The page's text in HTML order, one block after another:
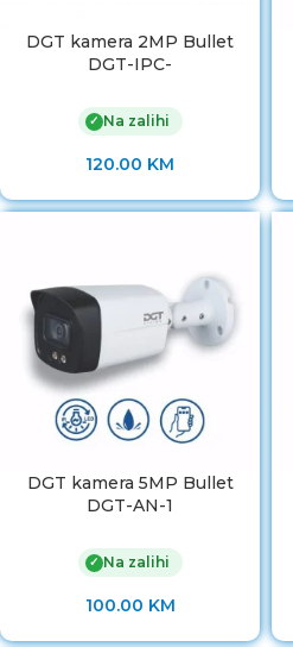
DGT kamera 2MP Bullet
DGT-IPC-
✓ Na zalihi
120.00 KM
DGT kamera 5MP Bullet
DGT-AN-1
✓ Na zalihi
100.00 KM